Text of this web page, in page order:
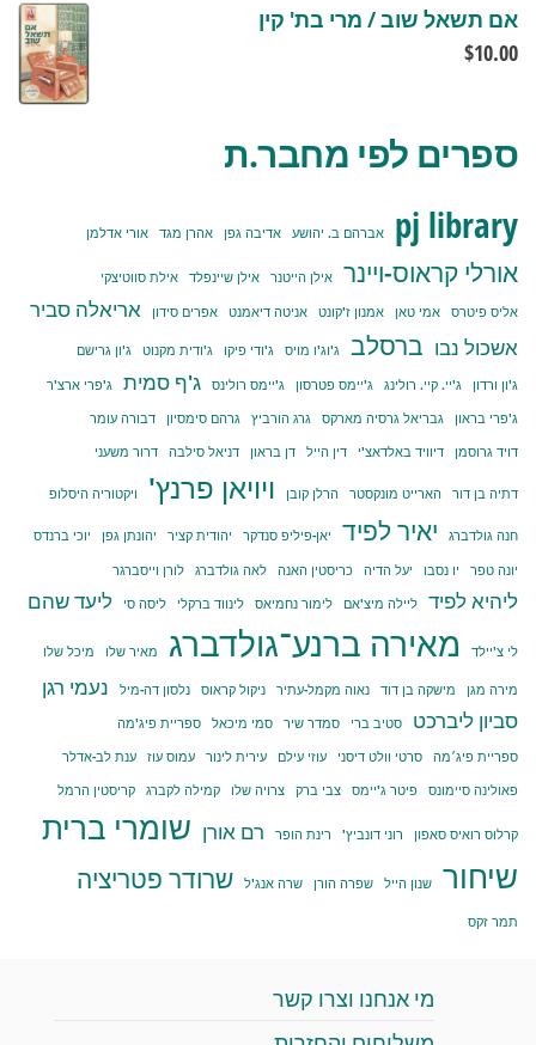
אם תשאל שוב / מרי בת' קין
$10.00
ספרים לפי מחבר.ת
pj library אברהם ב. יהושע אדיבה גפן אהרן מגד אורי אדלמן
אורלי קראוס-ויינר אילן הייטנר אילן שיינפלד אילת סווטיצקי
אליס פיטרס אמי טאן אמנון ז'קונט אניטה דיאמנט אפרים סידון
אריאלה סביר
אשכול נבו ברסלב ג'וג'ו מויס ג'ודי פיקו ג'ודית מקנוט ג'ון גרישם
ג'ון ורדון ג'יי. קיי. רולינג ג'יימס פטרסון ג'יימס רולינס ג'ף סמית
ג'פרי ארצ'ר
ג'פרי בראון
גבריאל גרסיה מארקס גרג הורביץ גרהם סימסיון
דבורה עומר
דויד גרוסמן
דיוויד באלדאצ'י דין הייל דן בראון דניאל סילבה דרור משעני
דתיה בן דור הארייט מונקסטר הרלן קובן ויויאן פרנץ' ויקטוריה היסלופ
חנה גולדברג יאיר לפיד יאן-פיליפ סנדקר יהודית קציר יהונתן גפן יוכי ברנדס
יונה טפר יו נסבו יעל הדיה כריסטין האנה לאה גולדברג לורן וייסברגר
ליהיא לפיד ליילה מיצ'אם לימור נחמיאס לינווד ברקלי ליסה סי ליעד שהם
לי צ'יילד מאירה ברנע־גולדברג מאיר שלו מיכל שלו
מירה מגן מישקה בן דוד נאוה מקמל-עתיר ניקול קראוס נלסון דה-מיל
נעמי רגן
סביון ליברכט
סטיב ברי סמדר שיר סמי מיכאל
ספריית פיג'מה
ספריית פיג׳מה
סרטי וולט דיסני עוזי עילם עירית לינור עמוס עוז
ענת לב-אדלר
פאולינה סיימונס
פיטר ג'יימס צבי ברק צרויה שלו קמילה לקברג קריסטין הרמל
קרלוס רואיס סאפון רוני דונביץ' רינת הופר רם אורן שומרי ברית
שיחור
שנון הייל שפרה הורן שרה אנג'ל שרודר פטריציה
תמר זקס
מי אנחנו וצרו קשר